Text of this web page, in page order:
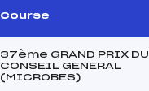
Course
37ème GRAND PRIX DU
CONSEIL GENERAL
(MICROBES)